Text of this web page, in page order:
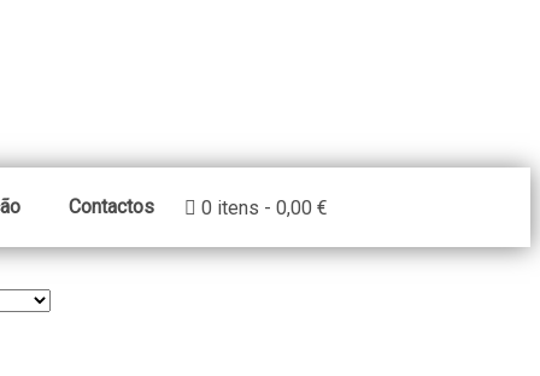
Contactos 0 itens 0,00 €